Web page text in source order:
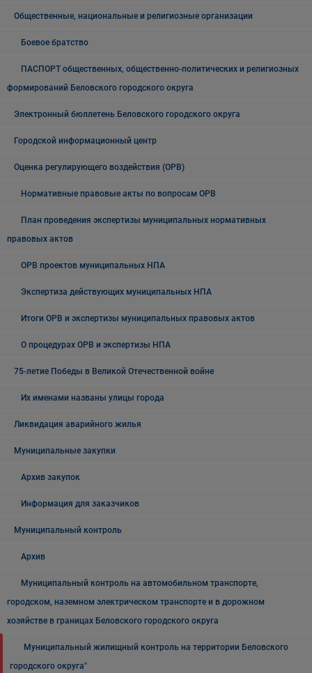
Общественные, национальные и религиозные организации
Боевое братство
ПАСПОРТ общественных, общественно-политических и религиозных
формирований Беловского городского округа
Электронный бюллетень Беловского городского округа
Городской информационный центр
Оценка регулирующего воздействия (ОРВ)
Нормативные правовые акты по вопросам ОРВ
План проведения экспертизы муниципальных нормативных
правовых актов
ОРВ проектов муниципальных НПА
Экспертиза действующих муниципальных НПА
Итоги ОРВ и экспертизы муниципальных правовых актов
О процедурах ОРВ и экспертизы НПА
75-летие Победы в Великой Отечественной войне
Их именами названы улицы города
Ликвидация аварийного жилья
Муниципальные закупки
Архив закупок
Информация для заказчиков
Муниципальный контроль
Архив
Муниципальный контроль на автомобильном транспорте,
городском, наземном электрическом транспорте и в дорожном
хозяйстве в границах Беловского городского округа
Муниципальный жилищный контроль на территории Беловского
городского округа"